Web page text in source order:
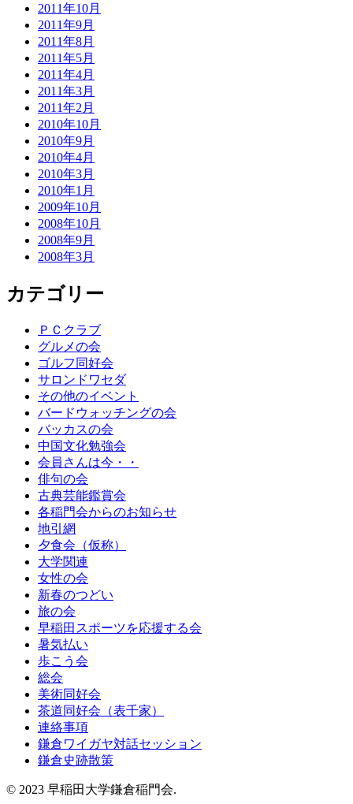
2011年10月
2011年9月
2011年8月
2011年5月
2011年4月
2011年3月
2011年2月
2010年10月
2010年9月
2010年4月
2010年3月
2010年1月
2009年10月
2008年10月
2008年9月
2008年3月
カテゴリー
ＰＣクラブ
グルメの会
ゴルフ同好会
サロンドワセダ
その他のイベント
バードウォッチングの会
バッカスの会
中国文化勉強会
会員さんは今・・
俳句の会
古典芸能鑑賞会
各稲門会からのお知らせ
地引網
夕食会（仮称）
大学関連
女性の会
新春のつどい
旅の会
早稲田スポーツを応援する会
暑気払い
歩こう会
総会
美術同好会
茶道同好会（表千家）
連絡事項
鎌倉ワイガヤ対話セッション
鎌倉史跡散策
© 2023 早稲田大学鎌倉稲門会.